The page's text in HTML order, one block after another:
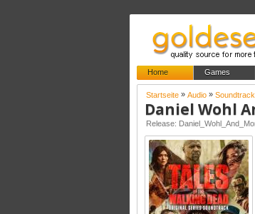
Home Games
Startseite » Audio » Soundtrack